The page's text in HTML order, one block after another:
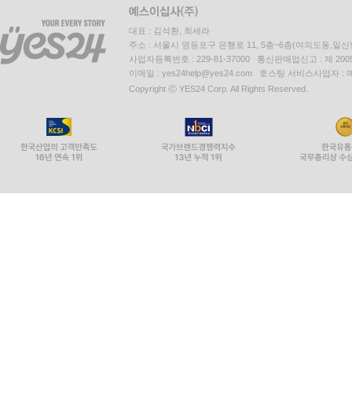
대표 : 김석환, 최세라
주소 : 서울시 영등포구 은행로 11, 5층~6층(여의도동,일신
사업자등록번호 : 229-81-37000 통신판매업신고 : 제
이메일 : yes24help@yes24.com 호스팅 서비스사업자 :
Copyright ⓒ YES24 Corp. All Rights Reserved.